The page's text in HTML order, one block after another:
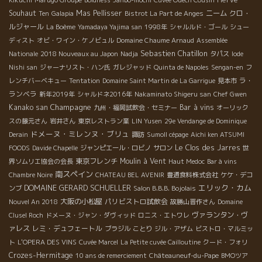
Souhaut Ten Galapia Mas Pellisser Bistrot La Part de Anges ニーム クロ・
ルジャール La Boème Yamadaya Yajima san 1998年 シャルルド・ゴール シュー
ディスト オビ・ワイン・ケノビュル Domaine Chaume Arnaud Assemblée
Nationale 2018 Nouveaux au Japon Nadja Sebastien Chatillon タパス Iode
Nishi san ジャーナリスト・ハン氏 ガレジャッド Quinta de Napoles Sengan-en フ
レンチバーベキュー Tentation Domaine Saint Martin de La Garrigue 見本市 ラ・
ランベラ 新年2019年 シャルドネ2016年 Nakaminato Shigeru san Chef Gwen
Kanako san Champagne 九州・福岡試飲会・セミナー Bar à vins オーリック
スの藤元さん 岩井さん 東京レストラン業 LIN Yusen 29e Vendange de Dominique
Derain ドメーヌ・ミレンヌ・ブリュ 諏訪 Sumoll cépage Aichi ken ATSUMI
FOODS Davide Chapelle ジャンピエール・ロビノ サロン Le Clos des Jarres 世
界ソムリエ協会の会長 東京フレンチ Moulin à Vent Haut Medoc Bar à vins
Chambre Noire 南スペイン CHATEAU BEL AVENIR 豊通食料株式会社 ケケ・デコ
ンブ DOMAINE GERARD SCHUELLER Salon B.B.B. Bojolais エリック・カム
Nouvel An 2018 大阪の小松屋 パリビストロ試飲会 故勝山晋作さん Domaine
Clusel Roch ドメーヌ・ジャン・ダヴィッド ロニス・エトワレ ヴァランタン・ヴ
ァレス レミ・デュフェートル ブラジル ことり ジル・アザム ビストロ・マルミッ
ト L'OPERA DES VINS Cuvée Marcel La Petite cuvée Cailloutine クード・フォリ
Crozes-Hermitage 10 ans de remerciement Châteauneuf-du-Pape BMOツア